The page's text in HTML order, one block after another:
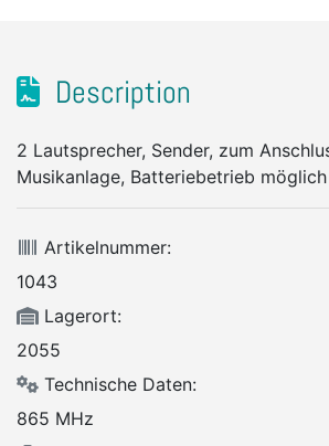
Description
2 Lautsprecher, Sender, zum
Musikanlage, Batteriebetrieb möglich
Artikelnummer:
1043
Lagerort:
2055
Technische Daten:
865 MHz